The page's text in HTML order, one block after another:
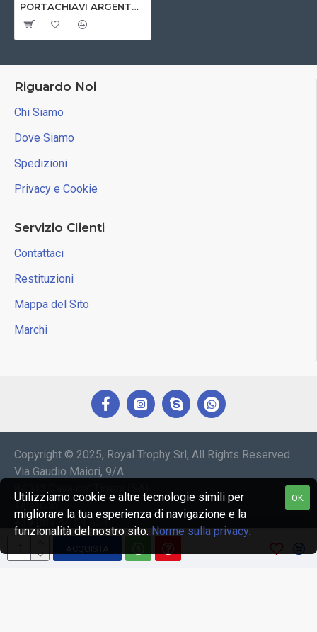
ACQUISTA
PORTACHIAVI ARGENTO E BLU LIONS INTERNATIONAL
Riguardo Noi
Chi Siamo
Dove Siamo
Spedizioni
Privacy e Cookie
Servizio Clienti
Contattaci
Restituzioni
Mappa del Sito
Marchi
Copyright © 2025, Royal Trophy Srl, All Rights Reserved
Via Gaudio Maiori, 9/A
Telefono:
+39 089 44 54 554
+39 089 44 54 547
e-mail: araldica@royaltrophy.it
OK
Utilizziamo cookie e altre tecnologie simili per
migliorare la tua esperienza di navigazione e la
funzionalità del nostro sito. Norme sulla privacy.